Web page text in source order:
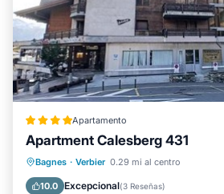
Apartamento
Apartment Calesberg 431
Bagnes · Verbier 0.29 mi al centro
10.0 Excepcional(3 Reseñas)
Aparcamiento
Internet
Apto para niños